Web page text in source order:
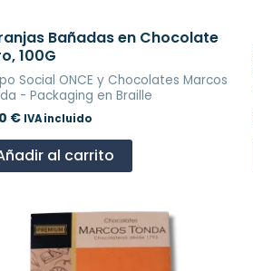
Bañadas en Chocolate
100G
Social ONCE y Chocolates Marcos
- Packaging en Braille
€ IVA incluido
al carrito